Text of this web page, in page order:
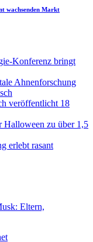
wachsenden Markt
Konferenz bringt
Ahnenforschung
veröffentlicht 18
Halloween zu über 1,5
erlebt rasant
Eltern,